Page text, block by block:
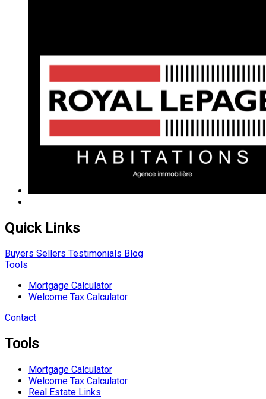
Quick Links
Buyers Sellers Testimonials Blog
Tools
Mortgage Calculator
Welcome Tax Calculator
Contact
Tools
Mortgage Calculator
Welcome Tax Calculator
Real Estate Links